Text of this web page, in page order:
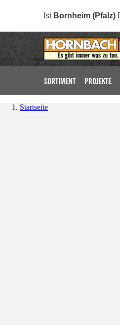
Ist Bornheim (Pfalz)
SORTIMENT PROJEKTE
Startseite